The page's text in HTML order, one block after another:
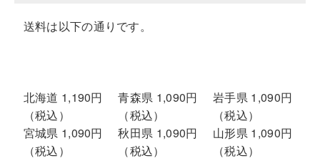
送料は以下の通りです。
北海道 1,190円
（税込）
青森県 1,090円
（税込）
岩手県 1,090円
（税込）
宮城県 1,090円
（税込）
秋田県 1,090円
（税込）
山形県 1,090円
（税込）